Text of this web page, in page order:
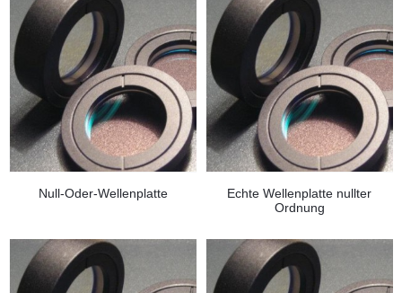
Null-Oder-Wellenplatte
Echte Wellenplatte nullter
Ordnung